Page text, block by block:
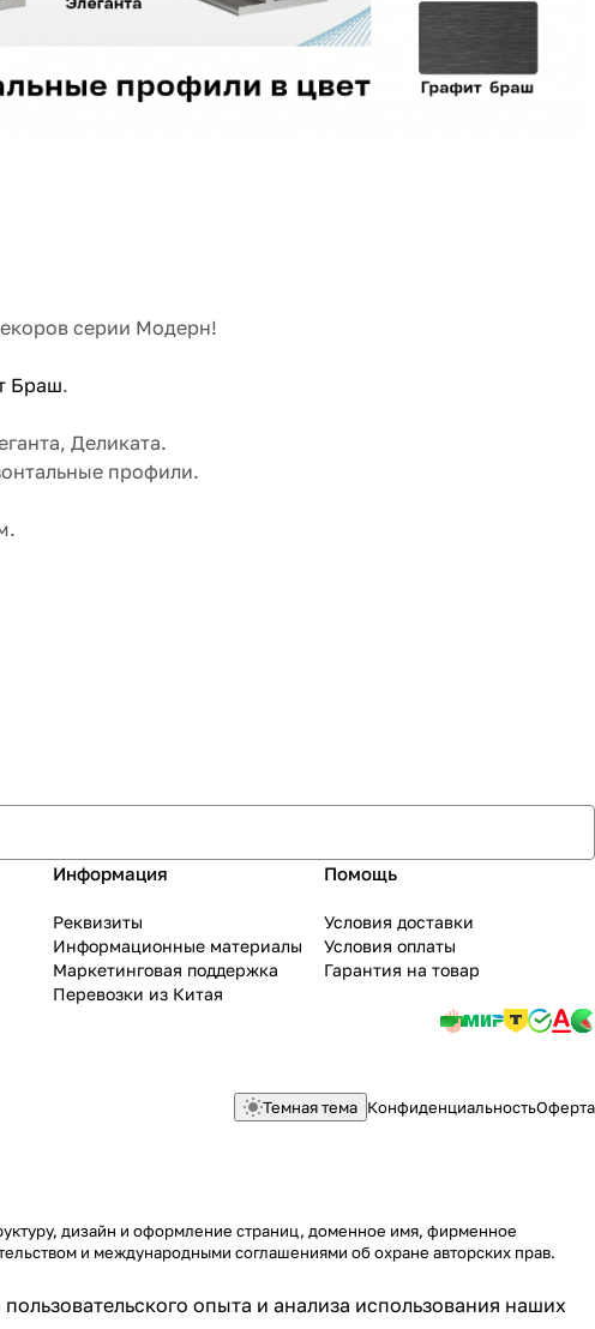
серии Модерн!
Браш.
Деликата.
профили.
Информация
Реквизиты
Информационные материалы
Маркетинговая поддержка
Перевозки из Китая
Помощь
Условия доставки
Условия оплаты
Гарантия на товар
Темная тема КонфиденциальностьОферта
дизайн и оформление страниц, доменное имя, фирменное
и международными соглашениями об охране авторских прав.
опыта и анализа использования наших